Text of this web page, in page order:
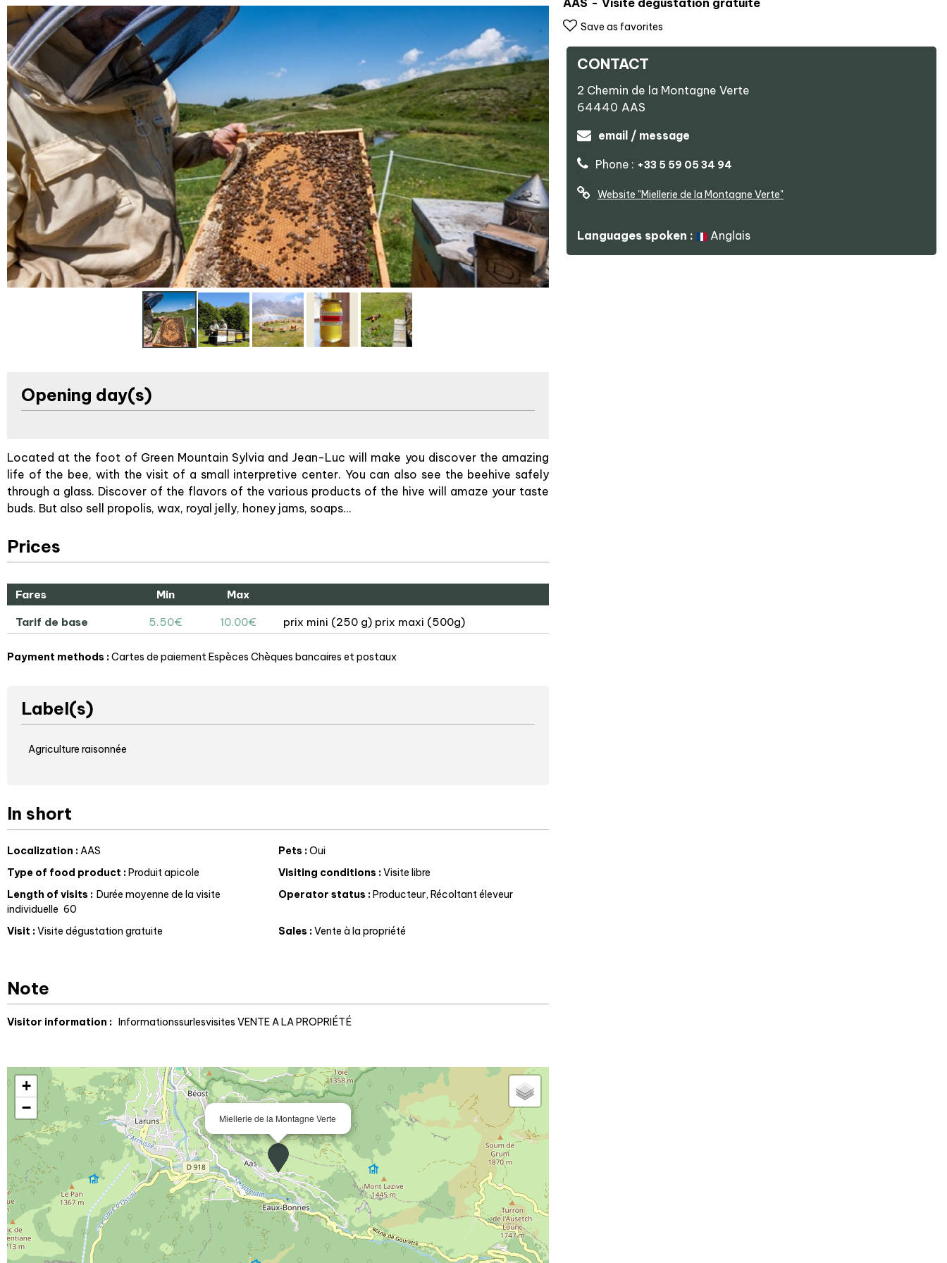
AAS Visite dégustation gratuite
Save as favorites
CONTACT
2 Chemin de la Montagne Verte
64440 AAS
email / message
Phone : +33 5 59 05 34 94
Website "Miellerie de la Montagne Verte"
Languages spoken : Anglais
Opening day(s)
Located at the foot of Green Mountain Sylvia and Jean-Luc will make you discover the amazing
life of the bee, with the visit of a small interpretive center. You can also see the beehive safely
through a glass. Discover of the flavors of the various products of the hive will amaze your taste
buds. But also sell propolis, wax, royal jelly, honey jams, soaps...
Prices
Fares Min Max
Tarif de base 5.50€ 10.00€ prix mini (250 g) prix maxi (500g)
Payment methods :Cartes de paiementEspèces Chèques bancaires et postaux
Label(s)
Agriculture raisonnée
In short
Localization :AAS Pets :Oui
Type of food product :Produit apicole Visiting conditions :Visite libre
Length of visits : Durée moyenne de la visite
individuelle 60
Operator status :Producteur Récoltant éleveur
Visit :Visite dégustation gratuite Sales :Vente à la propriété
Note
Visitor information : Informationssurlesvisites VENTE A LA PROPRIÉTÉ
Miellerie de la Montagne Verte
+
−